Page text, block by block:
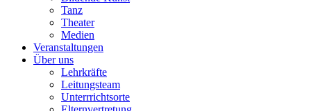
Tanz
Theater
Medien
Veranstaltungen
Über uns
Lehrkräfte
Leitungsteam
Unterrrichtsorte